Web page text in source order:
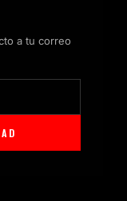
a tu correo